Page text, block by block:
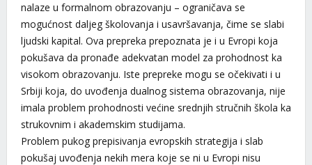
nalaze u formalnom obrazovanju – ograničava se
mogućnost daljeg školovanja i usavršavanja, čime se slabi
ljudski kapital. Ova prepreka prepoznata je i u Evropi koja
pokušava da pronađe adekvatan model za prohodnost ka
visokom obrazovanju. Iste prepreke mogu se očekivati i u
Srbiji koja, do uvođenja dualnog sistema obrazovanja, nije
imala problem prohodnosti većine srednjih stručnih škola ka
strukovnim i akademskim studijama.
Problem pukog prepisivanja evropskih strategija i slab
pokušaj uvođenja nekih mera koje se ni u Evropi nisu